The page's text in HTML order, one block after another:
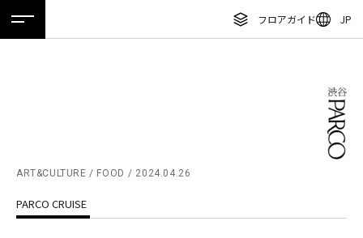
フロアガイド JP
ホーム 特集 ニュース イベント アクセス
ニュース
ENGLISH
ภาษาไทย
日本語
ART&CULTURE / FOOD 2024.04.26
PARCO CRUISE